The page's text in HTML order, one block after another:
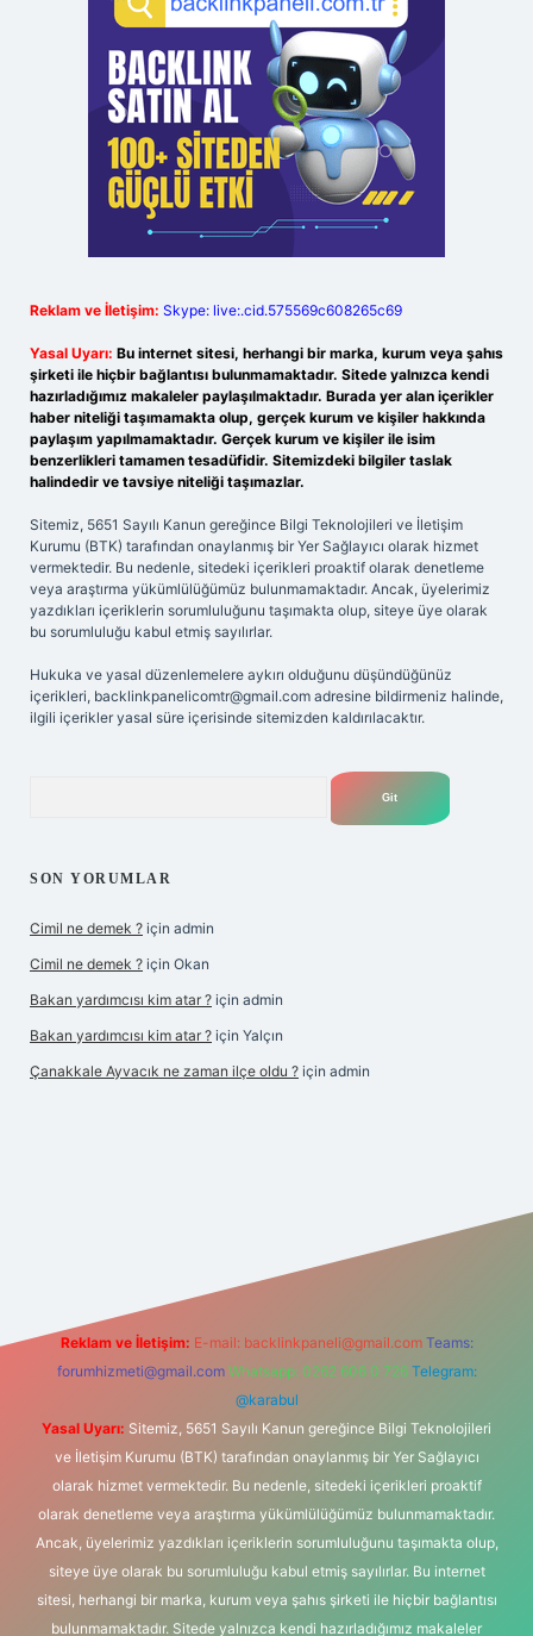
Reklam ve İletişim: Skype: live:.cid.575569c608265c69
Yasal Uyarı: Bu internet sitesi, herhangi bir marka, kurum veya şahıs
şirketi ile hiçbir bağlantısı bulunmamaktadır. Sitede yalnızca kendi
hazırladığımız makaleler paylaşılmaktadır. Burada yer alan içerikler
haber niteliği taşımamakta olup, gerçek kurum ve kişiler hakkında
paylaşım yapılmamaktadır. Gerçek kurum ve kişiler ile isim
benzerlikleri tamamen tesadüfidir. Sitemizdeki bilgiler taslak
halindedir ve tavsiye niteliği taşımazlar.
Sitemiz, 5651 Sayılı Kanun gereğince Bilgi Teknolojileri ve İletişim
Kurumu (BTK) tarafından onaylanmış bir Yer Sağlayıcı olarak hizmet
vermektedir. Bu nedenle, sitedeki içerikleri proaktif olarak denetleme
veya araştırma yükümlülüğümüz bulunmamaktadır. Ancak, üyelerimiz
yazdıkları içeriklerin sorumluluğunu taşımakta olup, siteye üye olarak
bu sorumluluğu kabul etmiş sayılırlar.
Hukuka ve yasal düzenlemelere aykırı olduğunu düşündüğünüz
içerikleri, backlinkpanelicomtr@gmail.com adresine bildirmeniz halinde,
ilgili içerikler yasal süre içerisinde sitemizden kaldırılacaktır.
SON YORUMLAR
Cimil ne demek ? için admin
Cimil ne demek ? için Okan
Bakan yardımcısı kim atar ? için admin
Bakan yardımcısı kim atar ? için Yalçın
Çanakkale Ayvacık ne zaman ilçe oldu ? için admin
Reklam ve İletişim: E-mail: backlinkpaneli@gmail.com Teams:
forumhizmeti@gmail.com Whatsapp: 0262 606 0 726 Telegram:
@karabul
Yasal Uyarı: Sitemiz, 5651 Sayılı Kanun gereğince Bilgi Teknolojileri
ve İletişim Kurumu (BTK) tarafından onaylanmış bir Yer Sağlayıcı
olarak hizmet vermektedir. Bu nedenle, sitedeki içerikleri proaktif
olarak denetleme veya araştırma yükümlülüğümüz bulunmamaktadır.
Ancak, üyelerimiz yazdıkları içeriklerin sorumluluğunu taşımakta olup,
siteye üye olarak bu sorumluluğu kabul etmiş sayılırlar. Bu internet
sitesi, herhangi bir marka, kurum veya şahıs şirketi ile hiçbir bağlantısı
bulunmamaktadır. Sitede yalnızca kendi hazırladığımız makaleler